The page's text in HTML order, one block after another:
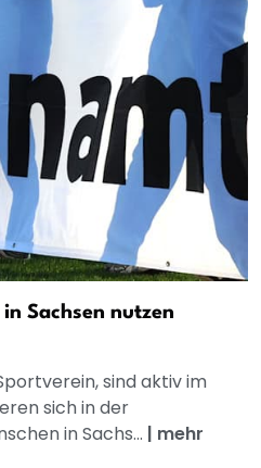
Sachsen nutzen
sind aktiv im
sich in der
in Sachs... | mehr